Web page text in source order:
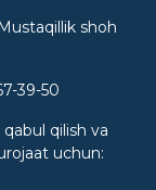
shoh
39-50
qabul qilish va
uchun: